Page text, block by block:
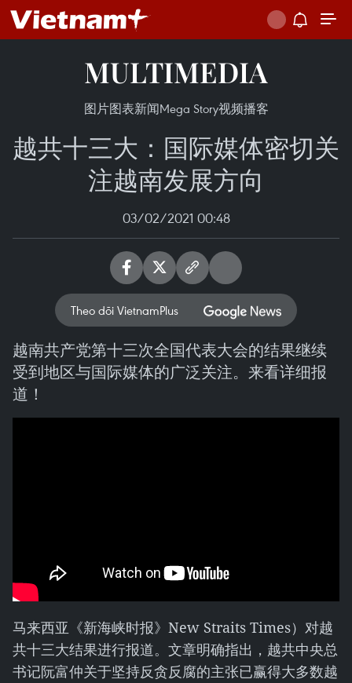
MULTIMEDIA
图片图表新闻Mega Story视频播客
越共十三大：国际媒体密切关
注越南发展方向
03/02/2021 00:48
Theo dõi VietnamPlus
越南共产党第十三次全国代表大会的结果继续
受到地区与国际媒体的广泛关注。来看详细报
道！
马来西亚《新海峡时报》New Straits Times）对越
共十三大结果进行报道。文章明确指出，越共中央总
书记阮富仲关于坚持反贪反腐的主张已赢得大多数越